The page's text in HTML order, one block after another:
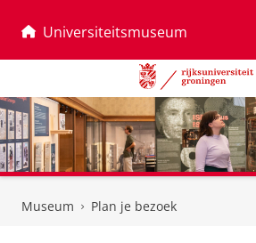
Universiteitsmuseum
Museum Plan je bezoek